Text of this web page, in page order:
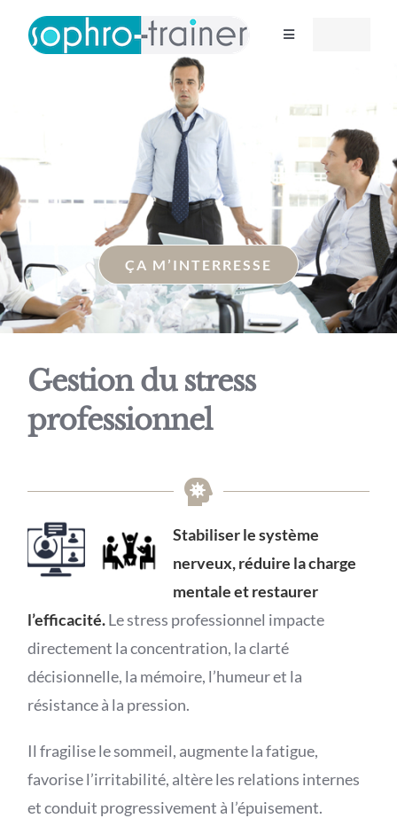
Toggle
Entreprises
ÇA M’INTERRESSE
Gestion du stress
professionnel
Stabiliser le système
nerveux, réduire la charge
mentale et restaurer
l’efficacité.Le stress professionnel impacte
directement la concentration, la clarté
décisionnelle, la mémoire, l’humeur et la
résistance à la pression.
Il fragilise le sommeil, augmente la fatigue,
favorise l’irritabilité, altère les relations internes
et conduit progressivement à l’épuisement.